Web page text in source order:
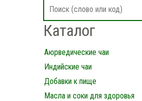
Каталог
Аюрведические чаи
Индийские чаи
Добавки к пище
Масла и соки для здоровья